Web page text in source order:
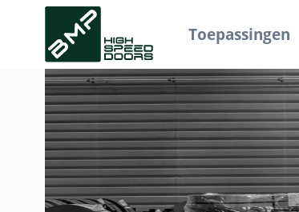
Toepassingen